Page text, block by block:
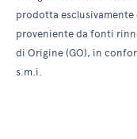
prodotta
proveniente da fonti
di Origine (GO), in
s.m.i.